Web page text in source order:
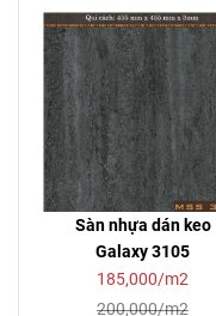
Sàn nhựa dán keo
Galaxy 3105
185,000/m2
200,000/m2